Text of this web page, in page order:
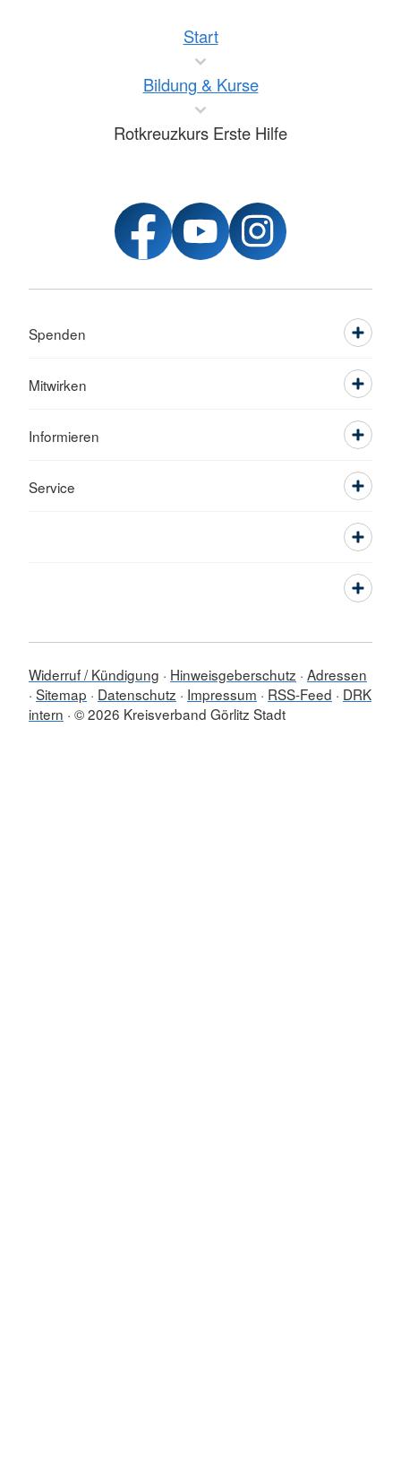
Start
Bildung & Kurse
Rotkreuzkurs Erste Hilfe
Spenden
Mitwirken
Informieren
Service
Widerruf / Kündigung Hinweisgeberschutz Adressen
Sitemap
Datenschutz Impressum RSS-Feed
DRK
intern © 2026 Kreisverband Görlitz Stadt